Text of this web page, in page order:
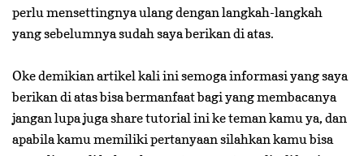
perlu mensettingnya ulang dengan langkah-langkah
yang sebelumnya sudah saya berikan di atas.
Oke demikian artikel kali ini semoga informasi yang saya
berikan di atas bisa bermanfaat bagi yang membacanya
jangan lupa juga share tutorial ini ke teman kamu ya, dan
apabila kamu memiliki pertanyaan silahkan kamu bisa